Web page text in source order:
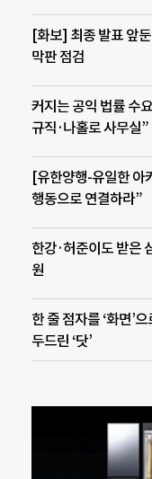
[화보] 최종 발표 앞
막판 점검
커지는 공익 법률 수
규직·나홀로 사무실”
[유한양행-유일한 아
행동으로 연결하라”
한강·허준이도 받은
원
한 줄 점자를 ‘화면’
두드린 ‘닷’